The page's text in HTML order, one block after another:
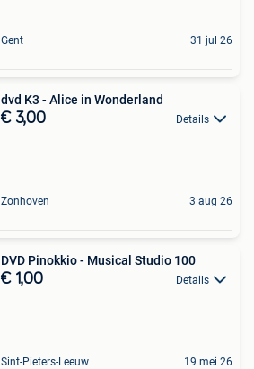
Gent 31 jul 26
dvd K3 - Alice in Wonderland
€ 3,00 Details
Zonhoven 3 aug 26
DVD Pinokkio - Musical Studio 100
€ 1,00 Details
Sint-Pieters-Leeuw 19 mei 26